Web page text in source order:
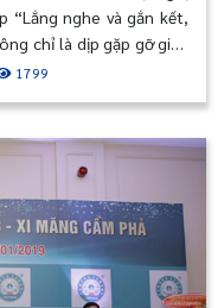
“Lắng nghe và gắn kết,
chỉ là dịp gặp gỡ giữa
Cẩm Phả, tri ân sự phối
ty hợp tác và phát triển
1799